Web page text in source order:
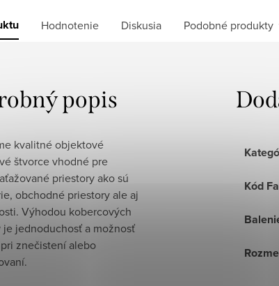
Hodnotenie Diskusia Podobné produkty
popis
kvalitné objektové
štvorce vhodné pre
priestory ako sú
obchodné priestory ale aj
Výhodou kobercových
je jednoduchosť a možnosť
znečistení alebo
Kód